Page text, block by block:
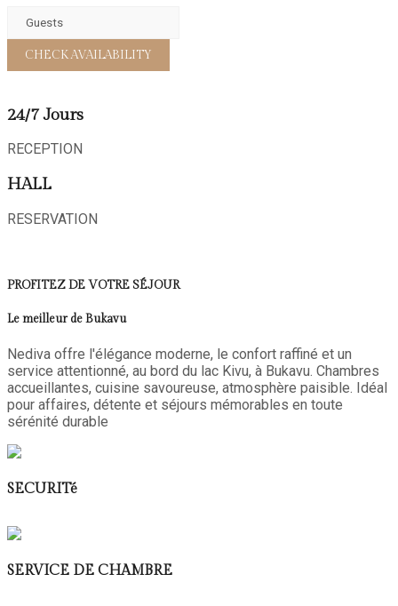
24/7 Jours
RECEPTION
HALL
RESERVATION
PROFITEZ DE VOTRE SÉJOUR
Le meilleur de Bukavu
Nediva offre l'élégance moderne, le confort raffiné et un
service attentionné, au bord du lac Kivu, à Bukavu. Chambres
accueillantes, cuisine savoureuse, atmosphère paisible. Idéal
pour affaires, détente et séjours mémorables en toute
sérénité durable
SECURITé
SERVICE DE CHAMBRE